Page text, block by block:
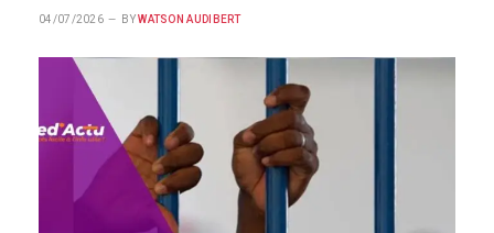
04/07/2026 BY WATSON AUDIBERT